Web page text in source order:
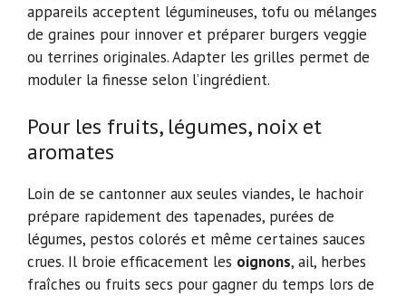
appareils acceptent légumineuses, tofu ou mélanges
de graines pour innover et préparer burgers veggie
ou terrines originales. Adapter les grilles permet de
moduler la finesse selon l’ingrédient.
Pour les fruits, légumes, noix et
aromates
Loin de se cantonner aux seules viandes, le hachoir
prépare rapidement des tapenades, purées de
légumes, pestos colorés et même certaines sauces
crues. Il broie efficacement les oignons, ail, herbes
fraîches ou fruits secs pour gagner du temps lors de